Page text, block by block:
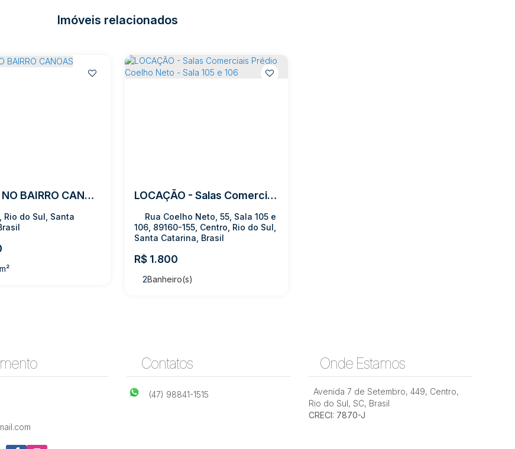
Imóveis relacionados
GALPÃO NO BAIRRO CANOAS
Rio do Sul, Santa
LOCAÇÃO - Salas Comerciais Prédio Coelho Neto - Sala 105 e 106
R$ 1.800
Rua Coelho Neto, 55, Sala 105 e
106, 89160-155, Centro, Rio do Sul,
Santa Catarina, Brasil
2Banheiro(s)
Contatos
(47) 98841-1515
Onde Estamos
Avenida 7 de Setembro, 449, Centro,
Rio do Sul, SC, Brasil
CRECI: 7870-J